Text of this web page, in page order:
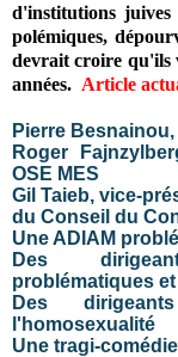
d'institutions
polémiques,
devrait croire qu'ils
années. Article
Pierre
Roger
OSE MES
Gil Taieb, vice-
du Conseil du
Une ADIAM
Des
problématiques
Des
l'homosexualité
Une tragi-